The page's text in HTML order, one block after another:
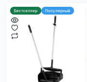
Бестселлер Популярный